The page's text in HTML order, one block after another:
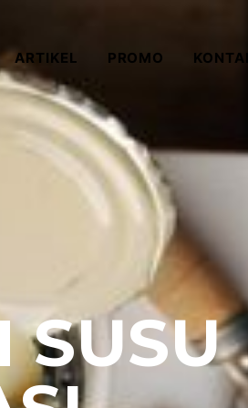
ARTIKEL PROMO KONTAK
SUSU